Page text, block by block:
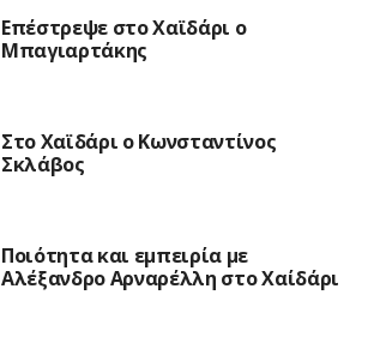
Επέστρεψε στο Χαϊδάρι ο
Μπαγιαρτάκης
Στο Χαϊδάρι ο Κωνσταντίνος
Σκλάβος
Ποιότητα και εμπειρία με
Αλέξανδρο Αρναρέλλη στο Χαίδάρι